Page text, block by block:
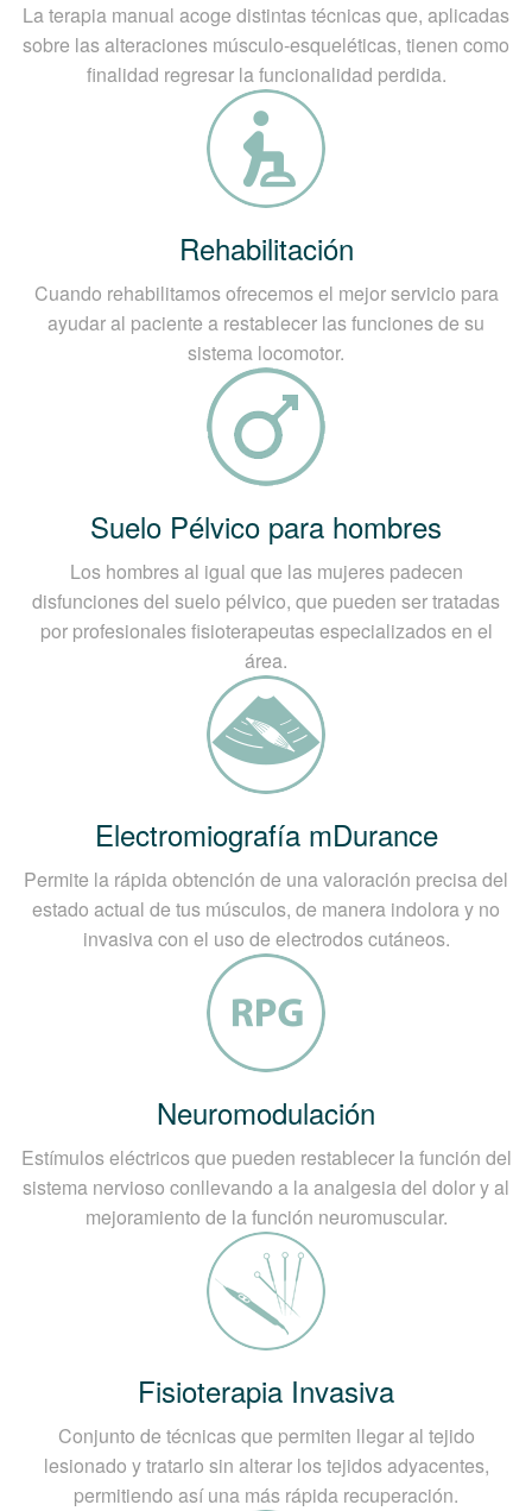
La terapia manual acoge distintas técnicas que, aplicadas
sobre las alteraciones músculo-esqueléticas, tienen como
finalidad regresar la funcionalidad perdida.
Rehabilitación
Cuando rehabilitamos ofrecemos el mejor servicio para
ayudar al paciente a restablecer las funciones de su
sistema locomotor.
Suelo Pélvico para hombres
Los hombres al igual que las mujeres padecen
disfunciones del suelo pélvico, que pueden ser tratadas
por profesionales fisioterapeutas especializados en el
área.
Electromiografía mDurance
Permite la rápida obtención de una valoración precisa del
estado actual de tus músculos, de manera indolora y no
invasiva con el uso de electrodos cutáneos.
Neuromodulación
Estímulos eléctricos que pueden restablecer la función del
sistema nervioso conllevando a la analgesia del dolor y al
mejoramiento de la función neuromuscular.
Fisioterapia Invasiva
Conjunto de técnicas que permiten llegar al tejido
lesionado y tratarlo sin alterar los tejidos adyacentes,
permitiendo así una más rápida recuperación.